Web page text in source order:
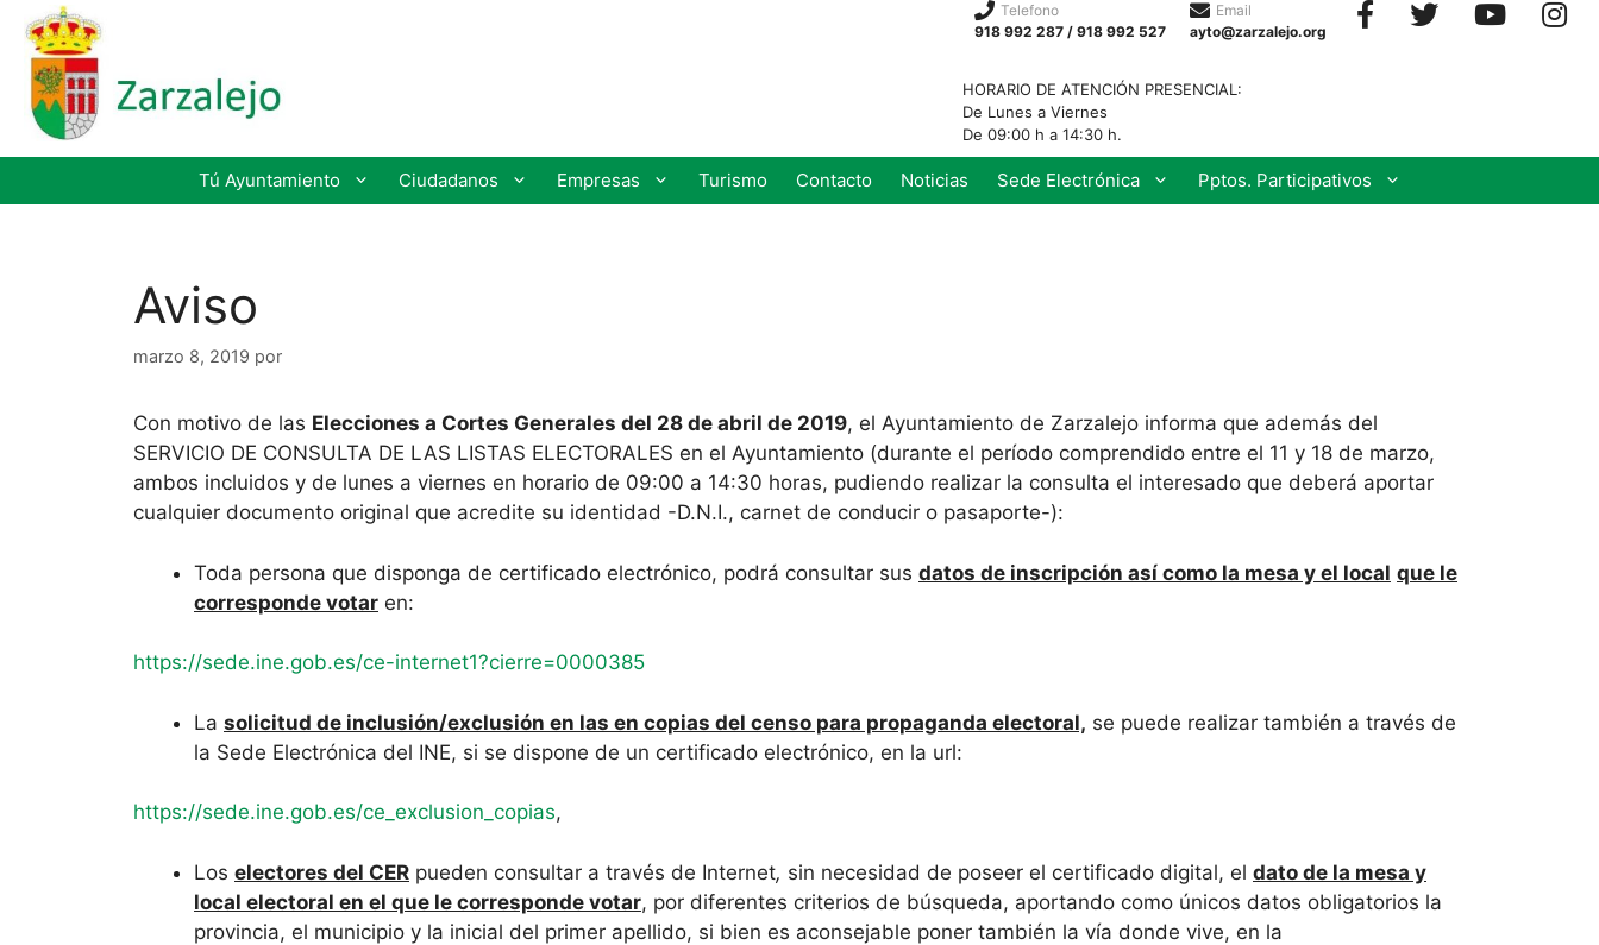
Telefono
918 992 287 / 918 992 527
Email
ayto@zarzalejo.org
HORARIO DE ATENCIÓN PRESENCIAL:
De Lunes a Viernes
De 09:00 h a 14:30 h.
Tú Ayuntamiento Ciudadanos Empresas Turismo Contacto Noticias Sede Electrónica Pptos. Participativos
Aviso
marzo 8, 2019 por
Con motivo de las Elecciones a Cortes Generales del 28 de abril de 2019, el Ayuntamiento de Zarzalejo informa que además del
SERVICIO DE CONSULTA DE LAS LISTAS ELECTORALES en el Ayuntamiento (durante el período comprendido entre el 11 y 18 de marzo,
ambos incluidos y de lunes a viernes en horario de 09:00 a 14:30 horas, pudiendo realizar la consulta el interesado que deberá aportar
cualquier documento original que acredite su identidad -D.N.I., carnet de conducir o pasaporte-):
Toda persona que disponga de certificado electrónico, podrá consultar sus datos de inscripción así como la mesa y el local que le
corresponde votar en:
https://sede.ine.gob.es/ce-internet1?cierre=0000385
La solicitud de inclusión/exclusión en las en copias del censo para propaganda electoral, se puede realizar también a través de
la Sede Electrónica del INE, si se dispone de un certificado electrónico, en la url:
https://sede.ine.gob.es/ce_exclusion_copias,
Los electores del CER pueden consultar a través de Internet, sin necesidad de poseer el certificado digital, el dato de la mesa y
local electoral en el que le corresponde votar, por diferentes criterios de búsqueda, aportando como únicos datos obligatorios la
provincia, el municipio y la inicial del primer apellido, si bien es aconsejable poner también la vía donde vive, en la